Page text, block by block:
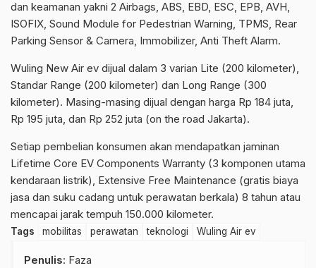
dan keamanan yakni 2 Airbags, ABS, EBD, ESC, EPB, AVH,
ISOFIX, Sound Module for Pedestrian Warning, TPMS, Rear
Parking Sensor & Camera, Immobilizer, Anti Theft Alarm.
Wuling New Air ev dijual dalam 3 varian Lite (200 kilometer),
Standar Range (200 kilometer) dan Long Range (300
kilometer). Masing-masing dijual dengan harga Rp 184 juta,
Rp 195 juta, dan Rp 252 juta (on the road Jakarta).
Setiap pembelian konsumen akan mendapatkan jaminan
Lifetime Core EV Components Warranty (3 komponen utama
kendaraan listrik), Extensive Free Maintenance (gratis biaya
jasa dan suku cadang untuk perawatan berkala) 8 tahun atau
mencapai jarak tempuh 150.000 kilometer.
Tags mobilitas perawatan teknologi Wuling Air ev
Penulis: Faza